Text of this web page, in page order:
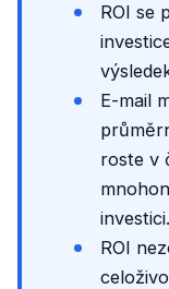
ROI se
E-mail
roste v
investici.
ROI